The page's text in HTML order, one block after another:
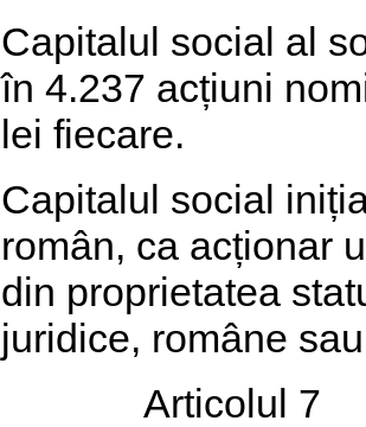
Capitalul social al
în 4.237 acțiuni
lei fiecare.
Capitalul social
român, ca acționar
din proprietatea
juridice, române
Articolul 7